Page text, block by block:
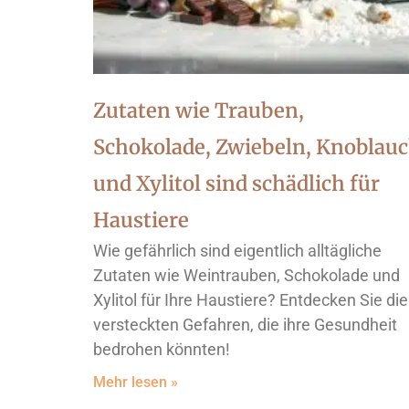
Zutaten wie Trauben,
Schokolade, Zwiebeln,
und Xylitol sind schädlich für
Haustiere
Wie gefährlich sind eigentlich alltägliche
Zutaten wie Weintrauben, Schokolade und
Xylitol für Ihre Haustiere? Entdecken Sie die
versteckten Gefahren, die ihre Gesundheit
bedrohen könnten!
Mehr lesen »